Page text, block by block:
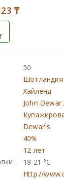
₸
50
Шотландия
Хайленд
John Dewar
Dewar`s
40%
12 лет
18-21 °C
Http://